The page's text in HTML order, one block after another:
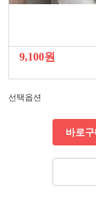
9,100원
선택옵션
바로구